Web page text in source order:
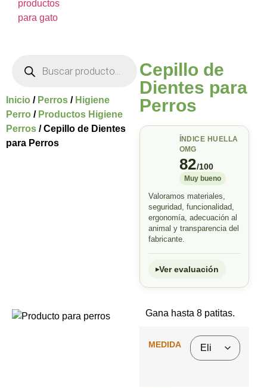
Inicio / Perros / Higiene
Perro / Productos Higiene
Perros / Cepillo de Dientes
para Perros
Cepillo de
Dientes para
Perros
ÍNDICE HUELLA
OMG
82/100
Muy bueno
Valoramos materiales,
seguridad, funcionalidad,
ergonomía, adecuación al
animal y transparencia del
fabricante.
Ver evaluación
Gana hasta 8 patitas.
MEDIDA